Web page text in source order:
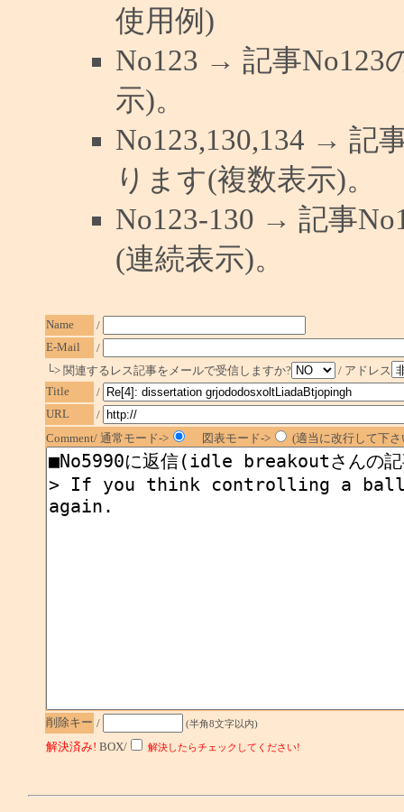
使用例)
No123 → 記事No123
示)。
No123,130,134 → 記
ります(複数表示)。
No123-130 → 記事
(連続表示)。
Name
/
E-Mail
/
└> 関連するレス記事をメールで受信しますか?
/ アドレス
Title
/
URL
/
Comment/ 通常モード->
図表モード-> (適当に改行して下
削除キー / (半角8文字以内)
解決済み! BOX/ 解決したらチェックしてください!